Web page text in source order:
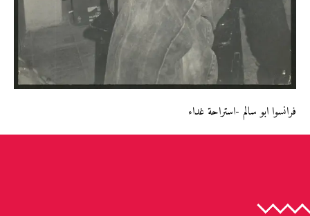
فرانسوا ابو سالم -استراحة غداء